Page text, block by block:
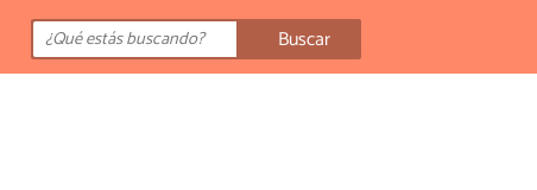
Buscar